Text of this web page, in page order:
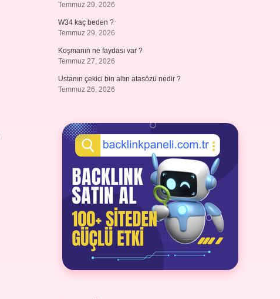
Temmuz 29, 2026
W34 kaç beden ?
Temmuz 29, 2026
Koşmanın ne faydası var ?
Temmuz 27, 2026
Ustanın çekici bin altın atasözü nedir ?
Temmuz 26, 2026